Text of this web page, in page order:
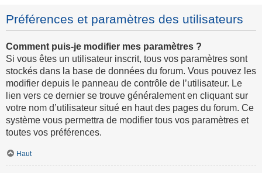
Préférences et paramètres des utilisateurs
Comment puis-je modifier mes paramètres ?
Si vous êtes un utilisateur inscrit, tous vos paramètres sont
stockés dans la base de données du forum. Vous pouvez les
modifier depuis le panneau de contrôle de l’utilisateur. Le
lien vers ce dernier se trouve généralement en cliquant sur
votre nom d’utilisateur situé en haut des pages du forum. Ce
système vous permettra de modifier tous vos paramètres et
toutes vos préférences.
Haut